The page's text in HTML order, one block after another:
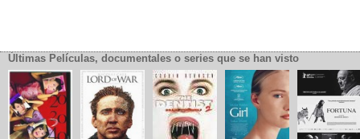
Últimas Películas, documentales o series que se han visto